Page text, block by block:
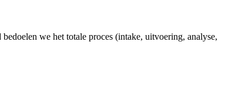
we het totale proces (intake, uitvoering, analyse,